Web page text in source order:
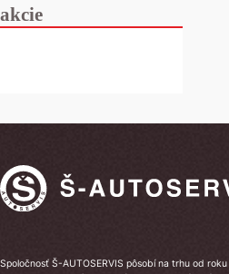
akcie
Spoločnosť Š-AUTOSERVIS pôsobí na trhu od